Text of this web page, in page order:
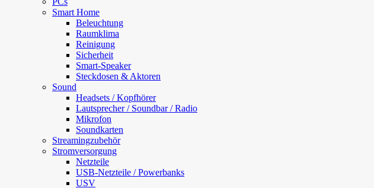
Smart Home
Beleuchtung
Raumklima
Reinigung
Sicherheit
Smart-Speaker
Steckdosen & Aktoren
Sound
Headsets / Kopfhörer
Lautsprecher / Soundbar / Radio
Mikrofon
Soundkarten
Streamingzubehör
Stromversorgung
Netzteile
USB-Netzteile / Powerbanks
USV